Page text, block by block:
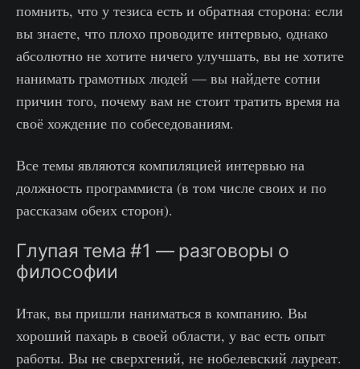
помнить, что у тезиса есть и обратная сторона: если
вы знаете, что плохо проводите интервью, однако
абсолютно не хотите ничего улучшать, вы не хотите
нанимать грамотных людей — вы найдете сотни
причин того, почему вам не стоит тратить время на
своё хождение по собеседованиям.
Все темы являются компиляцией интервью на
должность программиста (в том числе своих и по
рассказам обеих сторон).
Глупая тема #1 — разговоры о
философии
Итак, вы пришли наниматься в компанию. Вы
хороший пахарь в своей области, у вас есть опыт
работы. Вы не сверхгений, не нобелевский лауреат.